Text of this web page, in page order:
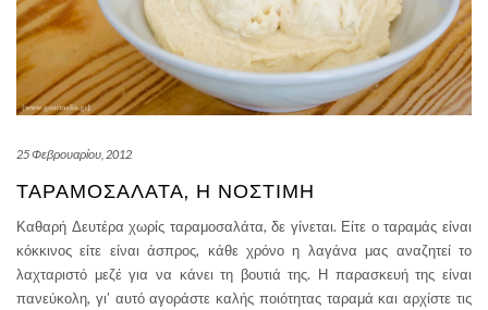
25 Φεβρουαρίου, 2012
ΤΑΡΑΜΟΣΑΛΆΤΑ, Η ΝΌΣΤΙΜΗ
Καθαρή Δευτέρα χωρίς ταραμοσαλάτα, δε γίνεται. Είτε ο ταραμάς είναι
κόκκινος είτε είναι άσπρος, κάθε χρόνο η λαγάνα μας αναζητεί το
λαχταριστό μεζέ για να κάνει τη βουτιά της. Η παρασκευή της είναι
πανεύκολη, γι’ αυτό αγοράστε καλής ποιότητας ταραμά και αρχίστε τις